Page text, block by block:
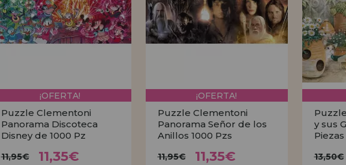
¡OFERTA!
Puzzle Clementoni
Panorama Discoteca
Disney de 1000 Pz
11,95€ 11,35€
¡OFERTA!
Puzzle Clementoni
Panorama Señor de los
Anillos 1000 Pzs
11,95€ 11,35€
y sus
Piezas
13,50€